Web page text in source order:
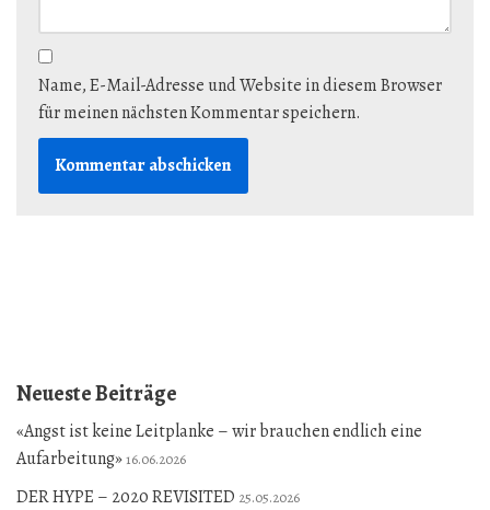
Name, E-Mail-Adresse und Website in diesem Browser
für meinen nächsten Kommentar speichern.
Neueste Beiträge
«Angst ist keine Leitplanke – wir brauchen endlich eine
Aufarbeitung»16.06.2026
DER HYPE – 2020 REVISITED 25.05.2026